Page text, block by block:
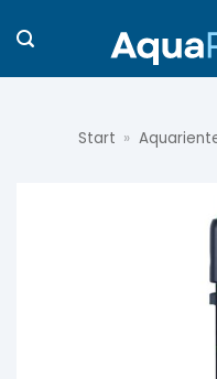
Inhalt
springen
Start »